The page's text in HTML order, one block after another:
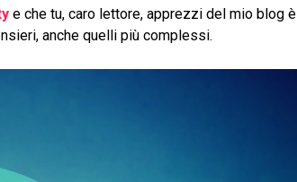
e che tu, caro lettore, apprezzi del mio blog è
anche quelli più complessi.